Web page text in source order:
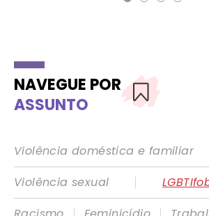
NAVEGUE POR
ASSUNTO
Violência doméstica e familiar
Violência sexual
|